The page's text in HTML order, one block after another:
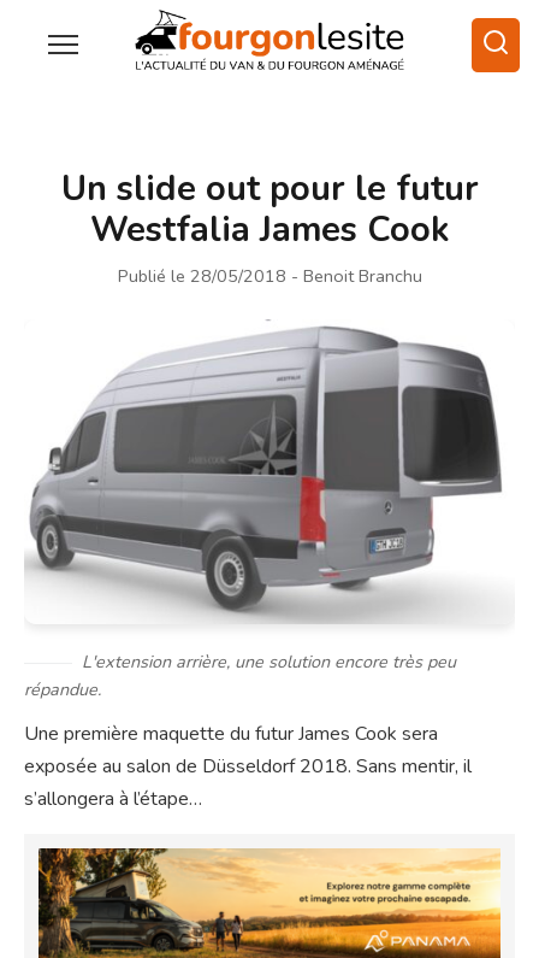
Un slide out pour le futur
Westfalia James Cook
Publié le 28/05/2018 - Benoit Branchu
L'extension arrière, une solution encore très peu
répandue.
Une première maquette du futur James Cook sera
exposée au salon de Düsseldorf 2018. Sans mentir, il
s’allongera à l’étape…